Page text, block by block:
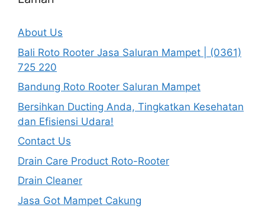
About Us
Bali Roto Rooter Jasa Saluran Mampet | (0361)
725 220
Bandung Roto Rooter Saluran Mampet
Bersihkan Ducting Anda, Tingkatkan Kesehatan
dan Efisiensi Udara!
Contact Us
Drain Care Product Roto-Rooter
Drain Cleaner
Jasa Got Mampet Cakung